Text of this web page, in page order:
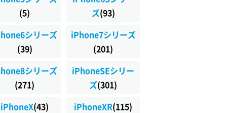
(5)
ズ(93)
シリーズ
(39)
iPhone7シリーズ
(201)
シリーズ
(271)
iPhoneSEシリー
ズ(301)
iPhoneX(43) iPhoneXR(115)